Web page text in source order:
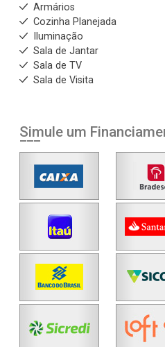
Armários
Cozinha Planejada
Iluminação
Sala de Jantar
Sala de TV
Sala de Visita
Simule um